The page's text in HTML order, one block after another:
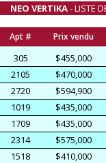
NEO VERTIKA- LISTE
Apt # Prix vendu
305 $455,000
2105
$470,000
2720
$594,900
1019
$435,000
1709
$435,000
2314
$575,000
1518
$410,000